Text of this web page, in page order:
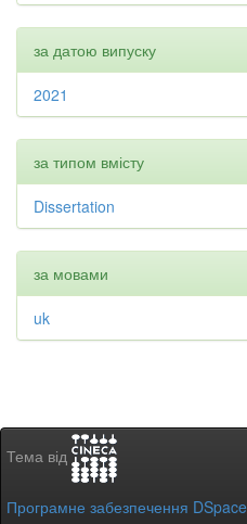
за датою випуску
2021
за типом вмісту
Dissertation
за мовами
uk
Тема від
Програмне забезпечення DSpace